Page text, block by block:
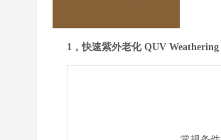
1，快速紫外老化 QUV Weathering